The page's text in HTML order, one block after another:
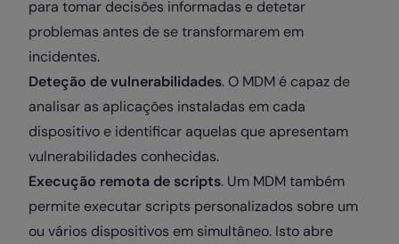
para tomar decisões informadas e detetar
problemas antes de se transformarem em
incidentes.
Deteção de vulnerabilidades. O MDM é capaz de
analisar as aplicações instaladas em cada
dispositivo e identificar aquelas que apresentam
vulnerabilidades conhecidas.
Execução remota de scripts. Um MDM também
permite executar scripts personalizados sobre um
ou vários dispositivos em simultâneo. Isto abre